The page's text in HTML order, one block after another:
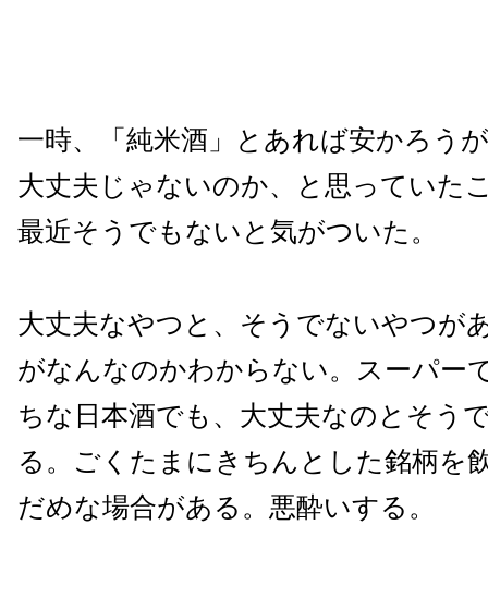
一時、「純米酒」とあれば安かろう
大丈夫じゃないのか、と思っていた
最近そうでもないと気がついた。
大丈夫なやつと、そうでないやつが
がなんなのかわからない。スーパー
ちな日本酒でも、大丈夫なのとそう
る。ごくたまにきちんとした銘柄を
だめな場合がある。悪酔いする。